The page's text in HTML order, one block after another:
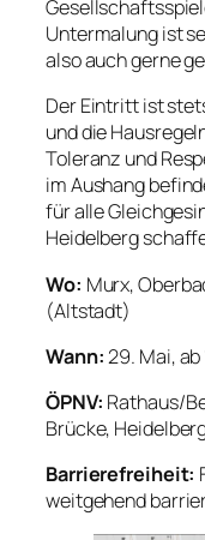
Untermalung ist
also auch gerne
Der Eintritt ist
und die
Toleranz und
im Aushang
für alle
Heidelberg
Wo: Murx,
(Altstadt)
Wann:29. Mai, ab
ÖPNV: Rathaus/
Brücke,
Barrierefreiheit:
weitgehend